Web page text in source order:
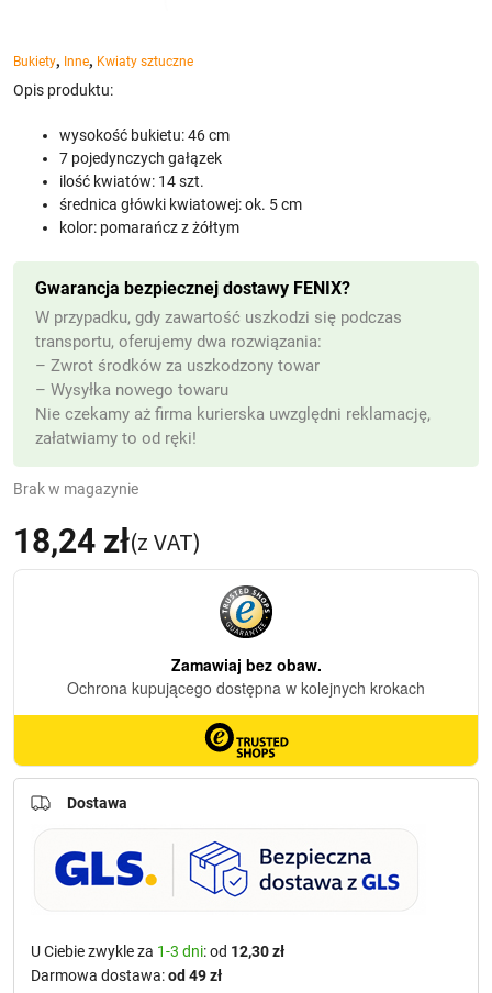
Bukiety, Inne, Kwiaty sztuczne
18,24 zł(z VAT)
Opis produktu:
wysokość bukietu: 46 cm
7 pojedynczych gałązek
ilość kwiatów: 14 szt.
średnica główki kwiatowej: ok. 5 cm
kolor: pomarańcz z żółtym
Brak w magazynie
Gwarancja bezpiecznej dostawy FENIX?
W przypadku, gdy zawartość uszkodzi się podczas
transportu, oferujemy dwa rozwiązania:
– Zwrot środków za uszkodzony towar
– Wysyłka nowego towaru
Nie czekamy aż firma kurierska uwzględni reklamację,
załatwiamy to od ręki!
Dostawa
U Ciebie zwykle za 1-3 dni: od 12,30 zł
Darmowa dostawa:od 49 zł